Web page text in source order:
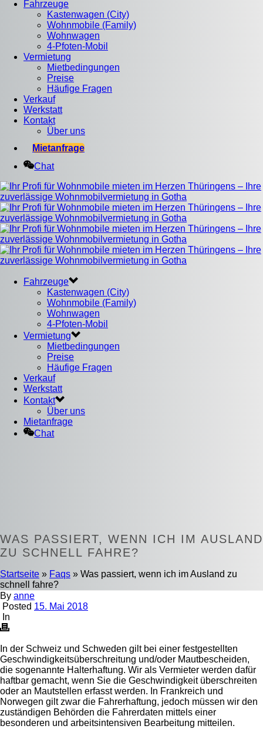
Fahrzeuge
Kastenwagen (City)
Wohnmobile (Family)
Wohnwagen
4-Pfoten-Mobil
Vermietung
Mietbedingungen
Preise
Häufige Fragen
Verkauf
Werkstatt
Kontakt
Über uns
Mietanfrage
Chat
Fahrzeuge
Kastenwagen (City)
Wohnmobile (Family)
Wohnwagen
4-Pfoten-Mobil
Vermietung
Mietbedingungen
Preise
Häufige Fragen
Verkauf
Werkstatt
Kontakt
Über uns
Mietanfrage
Chat
WAS PASSIERT, WENN ICH IM AUSLAND
ZU SCHNELL FAHRE?
Startseite » Faqs » Was passiert, wenn ich im Ausland zu
schnell fahre?
By anne
Posted 15. Mai 2018
In
In der Schweiz und Schweden gilt bei einer festgestellten
Geschwindigkeitsüberschreitung und/oder Mautbescheiden,
die sogenannte Halterhaftung. Wir als Vermieter werden dafür
haftbar gemacht, wenn Sie die Geschwindigkeit überschreiten
oder an Mautstellen erfasst werden. In Frankreich und
Norwegen gilt zwar die Fahrerhaftung, jedoch müssen wir den
zuständigen Behörden die Fahrerdaten mittels einer
besonderen und arbeitsintensiven Bearbeitung mitteilen.